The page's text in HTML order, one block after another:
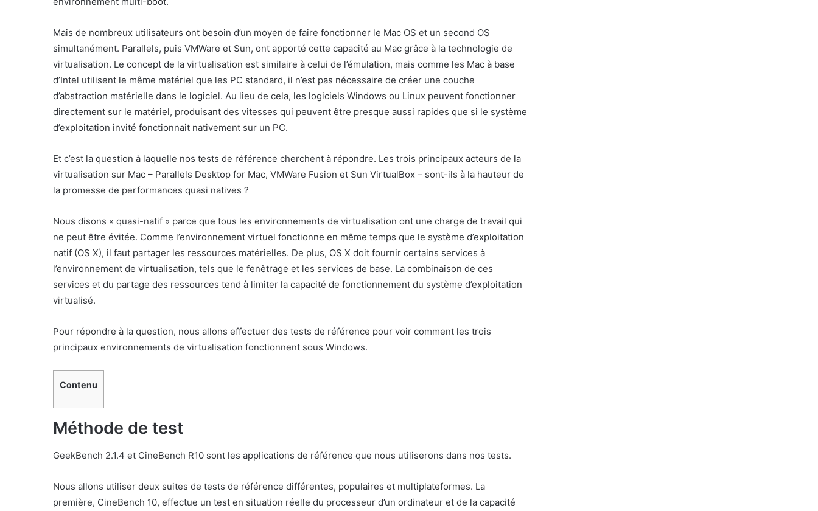
Mais de nombreux utilisateurs ont besoin d’un moyen de faire fonctionner le Mac OS et un second OS
simultanément. Parallels, puis VMWare et Sun, ont apporté cette capacité au Mac grâce à la technologie de
virtualisation. Le concept de la virtualisation est similaire à celui de l’émulation, mais comme les Mac à base
d’Intel utilisent le même matériel que les PC standard, il n’est pas nécessaire de créer une couche
d’abstraction matérielle dans le logiciel. Au lieu de cela, les logiciels Windows ou Linux peuvent fonctionner
directement sur le matériel, produisant des vitesses qui peuvent être presque aussi rapides que si le système
d’exploitation invité fonctionnait nativement sur un PC.
Et c’est la question à laquelle nos tests de référence cherchent à répondre. Les trois principaux acteurs de la
virtualisation sur Mac – Parallels Desktop for Mac, VMWare Fusion et Sun VirtualBox – sont-ils à la hauteur de
la promesse de performances quasi natives ?
Nous disons « quasi-natif » parce que tous les environnements de virtualisation ont une charge de travail qui
ne peut être évitée. Comme l’environnement virtuel fonctionne en même temps que le système d’exploitation
natif (OS X), il faut partager les ressources matérielles. De plus, OS X doit fournir certains services à
l’environnement de virtualisation, tels que le fenêtrage et les services de base. La combinaison de ces
services et du partage des ressources tend à limiter la capacité de fonctionnement du système d’exploitation
virtualisé.
Pour répondre à la question, nous allons effectuer des tests de référence pour voir comment les trois
principaux environnements de virtualisation fonctionnent sous Windows.
Contenu
Méthode de test
GeekBench 2.1.4 et CineBench R10 sont les applications de référence que nous utiliserons dans nos tests.
Nous allons utiliser deux suites de tests de référence différentes, populaires et multiplateformes. La
première, CineBench 10, effectue un test en situation réelle du processeur d’un ordinateur et de la capacité